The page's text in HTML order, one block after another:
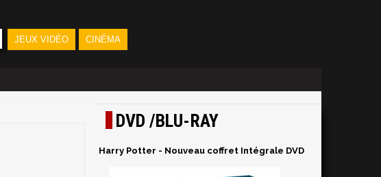
JEUX VIDÉO CINÉMA
DVD /BLU-RAY
Harry Potter - Nouveau coffret Intégrale DVD